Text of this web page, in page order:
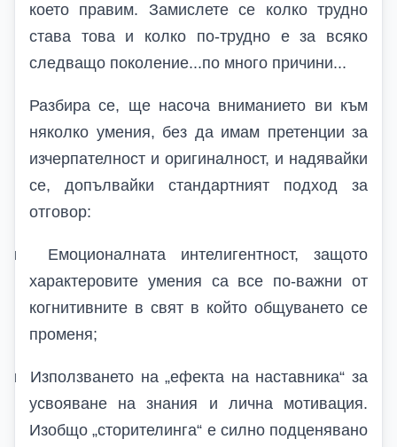
което правим. Замислете се колко трудно
става това и колко по-трудно е за всяко
следващо поколение...по много причини...
Разбира се, ще насоча вниманието ви към
няколко умения, без да имам претенции за
изчерпателност и оригиналност, и надявайки
се, допълвайки стандартният подход за
отговор:
ü
Емоционалната интелигентност, защото
характеровите умения са все по-важни от
когнитивните в свят в който общуването се
променя;
ü
Използването на „ефекта на наставника“ за
усвояване на знания и лична мотивация.
Изобщо „сторителинга“ е силно подценявано